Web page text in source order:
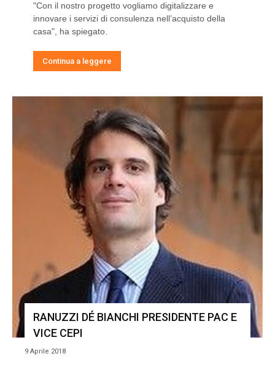
"Con il nostro progetto vogliamo digitalizzare e
innovare i servizi di consulenza nell’acquisto della
casa", ha spiegato.
Continua a leggere
RANUZZI DÉ BIANCHI PRESIDENTE PAC E
VICE CEPI
9 Aprile 2018